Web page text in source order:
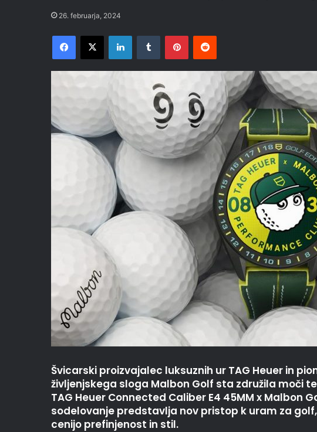
26. februarja, 2024
Facebook
X LinkedInTumblr PinterestReddit
Švicarski proizvajalec luksuznih ur TAG Heuer in
življenjskega sloga Malbon Golf sta združila moči
TAG Heuer Connected Caliber E4 45MM x Malbon
sodelovanje predstavlja nov pristop k uram za
cenijo prefinjenost in stil.